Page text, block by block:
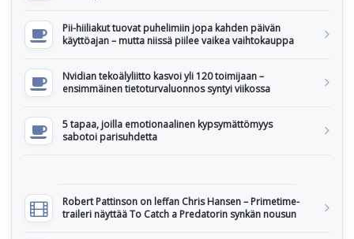
Pii-hiiliakut tuovat puhelimiin jopa kahden päivän
käyttöajan – mutta niissä piilee vaikea vaihtokauppa
Nvidian tekoälyliitto kasvoi yli 120 toimijaan –
ensimmäinen tietoturvaluonnos syntyi viikossa
5 tapaa, joilla emotionaalinen kypsymättömyys
sabotoi parisuhdetta
Robert Pattinson on leffan Chris Hansen – Primetime-
traileri näyttää To Catch a Predatorin synkän nousun